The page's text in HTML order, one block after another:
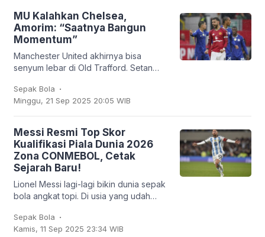
MU Kalahkan Chelsea,
Amorim: “Saatnya Bangun
Momentum”
Manchester United akhirnya bisa
senyum lebar di Old Trafford. Setan
2-1 dalam lanjutan Liga Inggris, Sabtu
(20/9/2025). Bruno
Sepak Bola .
Minggu, 21 Sep 2025 20:05 WIB
Messi Resmi Top Skor
Kualifikasi Piala Dunia 2026
Zona CONMEBOL, Cetak
Sejarah Baru!
Lionel Messi lagi-lagi bikin dunia sepak
bola angkat topi. Di usia yang udah
mencatatkan sejarah baru: untuk
pertama
Sepak Bola .
Kamis, 11 Sep 2025 23:34 WIB